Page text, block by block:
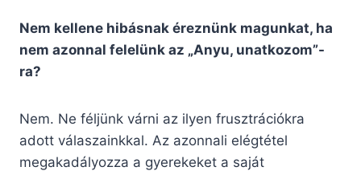
Nem kellene hibásnak éreznünk magunkat, ha
nem azonnal felelünk az „Anyu, unatkozom”-
ra?
Nem. Ne féljünk várni az ilyen frusztrációkra
adott válaszainkkal. Az azonnali elégtétel
megakadályozza a gyerekeket a saját